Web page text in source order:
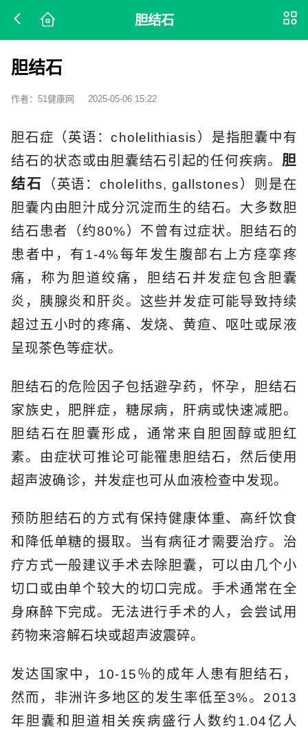
胆结石
胆结石
作者：51健康网 2025-05-06 15:22
胆石症（英语：cholelithiasis）是指胆囊中有
结石的状态或由胆囊结石引起的任何疾病。 胆
结石
（英语：choleliths, gallstones）则是在
胆囊内由胆汁成分沉淀而生的结石。大多数胆
结石患者（约80%）不曾有过症状。胆结石的
患者中，有1-4%每年发生腹部右上方痉挛疼
痛，称为胆道绞痛，胆结石并发症包含胆囊
炎，胰腺炎和肝炎。这些并发症可能导致持续
超过五小时的疼痛、发烧、黄疸、呕吐或尿液
呈现茶色等症状。
胆结石的危险因子包括避孕药，怀孕，胆结石
家族史，肥胖症，糖尿病，肝病或快速减肥。
胆结石在胆囊形成，通常来自胆固醇或胆红
素。由症状可推论可能罹患胆结石，然后使用
超声波确诊，并发症也可从血液检查中发现。
预防胆结石的方式有保持健康体重、高纤饮食
和降低单糖的摄取。当有病征才需要治疗。治
疗方式一般建议手术去除胆囊，可以由几个小
切口或由单个较大的切口完成。手术通常在全
身麻醉下完成。无法进行手术的人，会尝试用
药物来溶解石块或超声波震碎。
发达国家中，10-15％的成年人患有胆结石，
然而，非洲许多地区的发生率低至3%。2013
年胆囊和胆道相关疾病盛行人数约1.04亿人